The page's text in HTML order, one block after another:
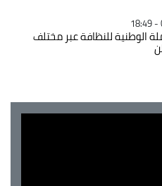
الوطنية للنظافة عبر مختلف